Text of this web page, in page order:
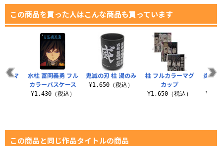
この商品を買った人はこんな商品も買っています
鬼滅の刃 柱 湯のみ
¥1,650（税込）
柱 フルカラーマグ
カップ
¥1,650（税込）
炎の
イマ
水柱 冨岡義勇 フル
カラーパスケース
¥1,430（税込）
この商品と同じ作品タイトルの商品